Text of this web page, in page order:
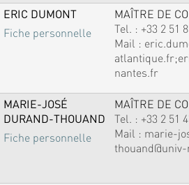
ERIC DUMONT
Fiche personnelle
MAÎTRE DE
Tel. : +33 2 51
Mail :
nantes.fr
MARIE-JOSÉ
DURAND-THOUAND
Fiche personnelle
MAÎTRE DE
Tel. : +33 2 51
Mail : marie-